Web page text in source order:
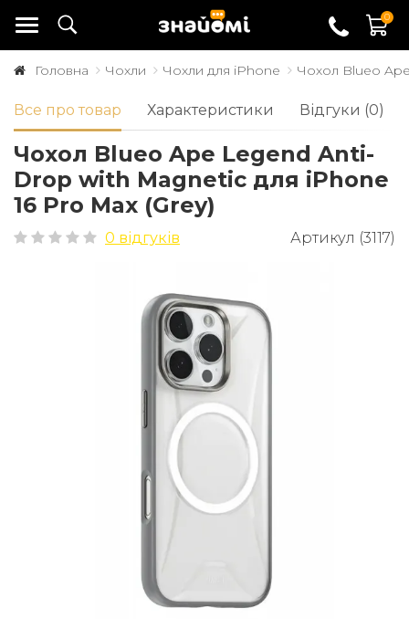
0
Головна Чохли Чохли для iPhone Чохол Blueo
Все про товар Характеристики Відгуки (0)
Чохол Blueo Ape Legend Anti-
Drop with Magnetic для iPhone
16 Pro Max (Grey)
0 відгуків Артикул (3117)